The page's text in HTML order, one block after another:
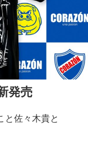
発売
と佐々木貴と